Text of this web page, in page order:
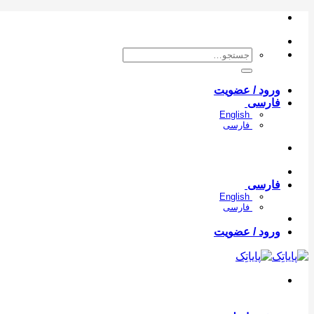
Skip
content
جستجو
برای:
ورود / عضویت
فارسی
فارسی
فارسی
فارسی
ورود / عضویت